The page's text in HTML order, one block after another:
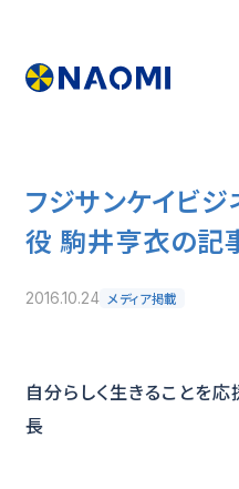
フジサンケイビ
役 駒井亨衣の記
2016.10.24 メディア掲載
自分らしく生きることを
長